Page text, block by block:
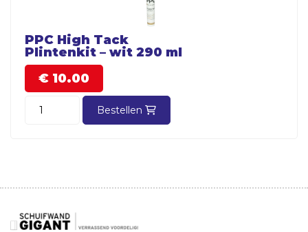
PPC High Tack
Plintenkit – wit 290 ml
€ 10.00
Bestellen